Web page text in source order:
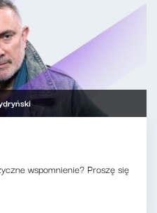
wspomnienie? Proszę się